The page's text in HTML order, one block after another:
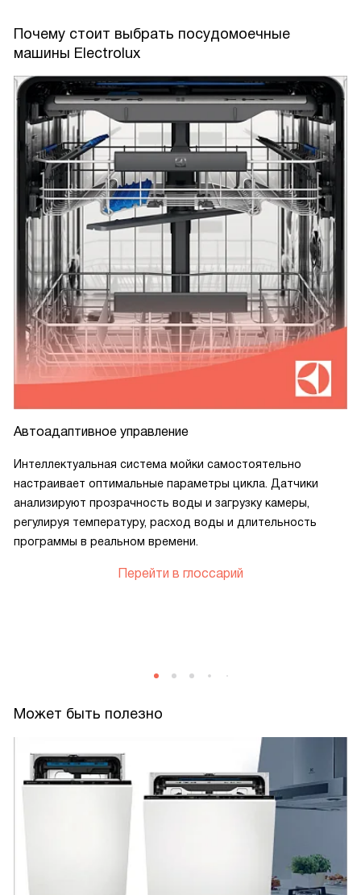
Почему стоит выбрать посудомоечные
машины Electrolux
Автоадаптивное управление
Интеллектуальная система мойки самостоятельно
настраивает оптимальные параметры цикла. Датчики
анализируют прозрачность воды и загрузку камеры,
регулируя температуру, расход воды и длительность
программы в реальном времени.
Перейти в глоссарий
Может быть полезно